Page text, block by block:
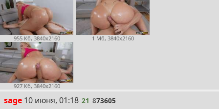
955 Кб, 3840x2160 1 Мб, 3840x2160
927 Кб, 3840x2160
sage 21
10 июня, 01:18 21 873605